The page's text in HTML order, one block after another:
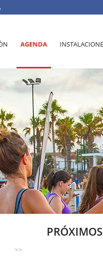
AGENDA
>>